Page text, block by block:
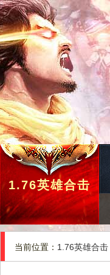
1.76英雄合击
当前位置： 1.76英雄合击